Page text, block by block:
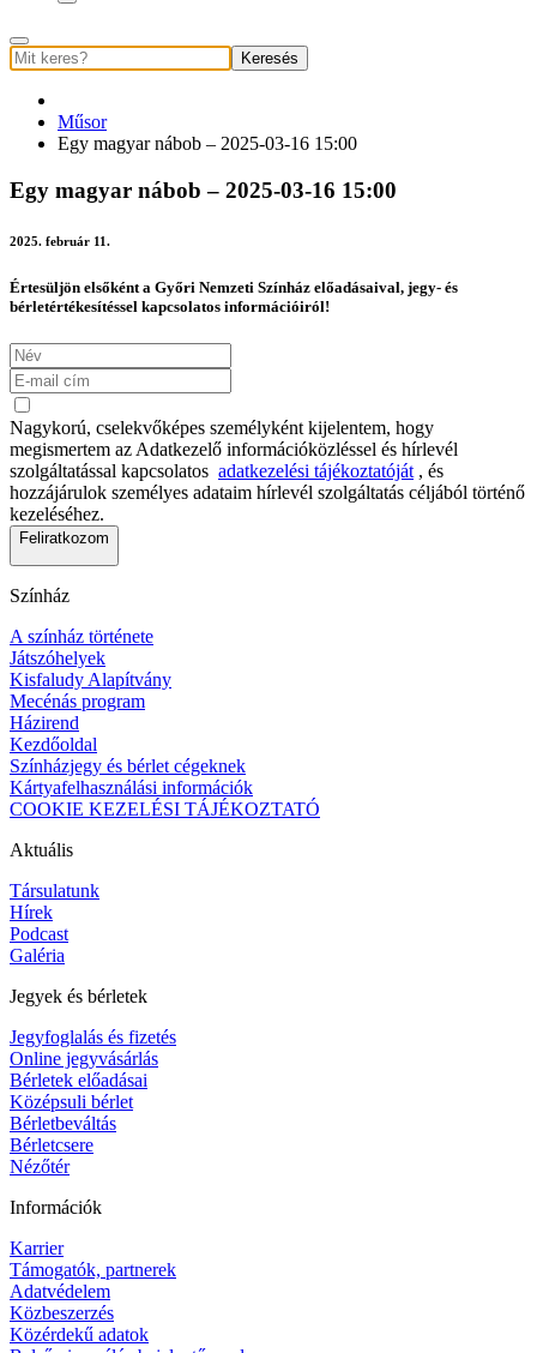
Keresés
Műsor
Egy magyar nábob – 2025-03-16 15:00
Egy magyar nábob – 2025-03-16 15:00
2025. február 11.
Értesüljön elsőként a Győri Nemzeti Színház előadásaival, jegy- és
bérletértékesítéssel kapcsolatos információiról!
Nagykorú, cselekvőképes személyként kijelentem, hogy
megismertem az Adatkezelő információközléssel és hírlevél
szolgáltatással kapcsolatos adatkezelési tájékoztatóját , és
hozzájárulok személyes adataim hírlevél szolgáltatás céljából történő
kezeléséhez.
Feliratkozom
Színház
A színház története
Játszóhelyek
Kisfaludy Alapítvány
Mecénás program
Házirend
Kezdőoldal
Színházjegy és bérlet cégeknek
Kártyafelhasználási információk
COOKIE KEZELÉSI TÁJÉKOZTATÓ
Aktuális
Társulatunk
Hírek
Podcast
Galéria
Jegyek és bérletek
Jegyfoglalás és fizetés
Online jegyvásárlás
Bérletek előadásai
Középsuli bérlet
Bérletbeváltás
Bérletcsere
Nézőtér
Információk
Karrier
Támogatók, partnerek
Adatvédelem
Közbeszerzés
Közérdekű adatok